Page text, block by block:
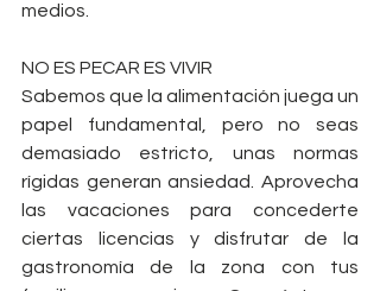
medios.
NO ES PECAR ES VIVIR
Sabemos que la alimentación juega un
papel fundamental, pero no seas
demasiado estricto, unas normas
rígidas generan ansiedad. Aprovecha
las vacaciones para concederte
ciertas licencias y disfrutar de la
gastronomía de la zona con tus